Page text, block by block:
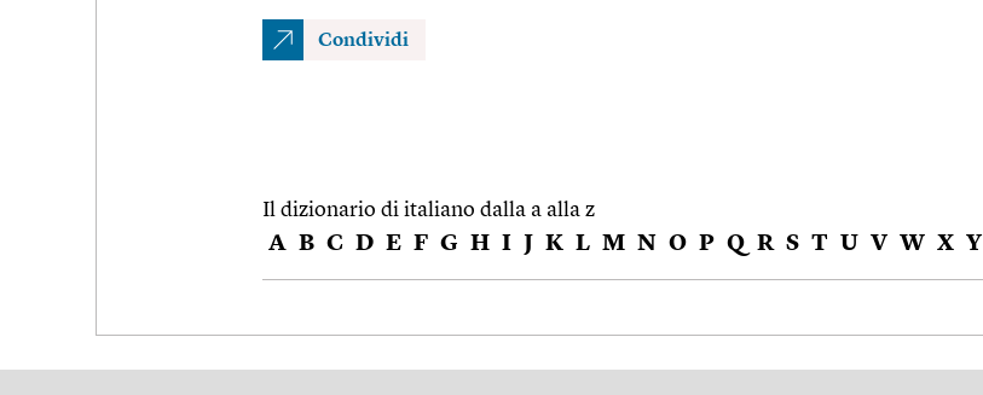
Condividi
Il dizionario di italiano dalla a alla z
A B C D E F G H I J K L M N O P Q R S T U V W X Y